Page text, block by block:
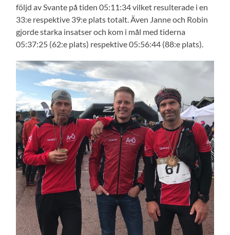
följd av Svante på tiden 05:11:34 vilket resulterade i en
33:e respektive 39:e plats totalt. Även Janne och Robin
gjorde starka insatser och kom i mål med tiderna
05:37:25 (62:e plats) respektive 05:56:44 (88:e plats).